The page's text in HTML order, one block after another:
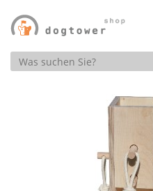
Produktsuche